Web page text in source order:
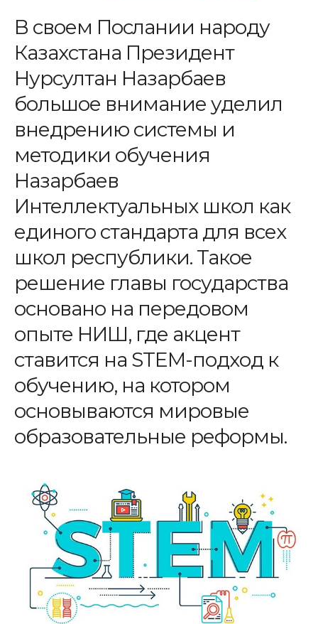
В своем Послании народу
Казахстана Президент
Нурсултан Назарбаев
большое внимание уделил
внедрению системы и
методики обучения
Назарбаев
Интеллектуальных школ как
единого стандарта для всех
школ республики. Такое
решение главы государства
основано на передовом
опыте НИШ, где акцент
ставится на STEM-подход к
обучению, на котором
основываются мировые
образовательные реформы.